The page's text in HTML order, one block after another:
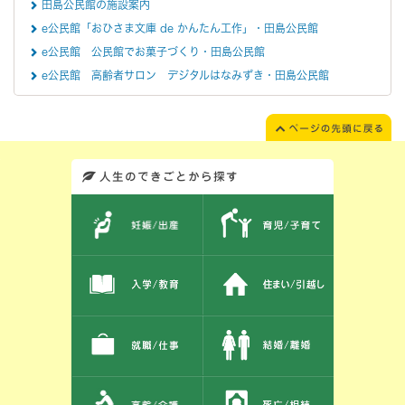
田島公民館の施設案内
e公民館「おひさま文庫 de かんたん工作」・田島公民館
e公民館 公民館でお菓子づくり・田島公民館
e公民館 高齢者サロン デジタルはなみずき・田島公民館